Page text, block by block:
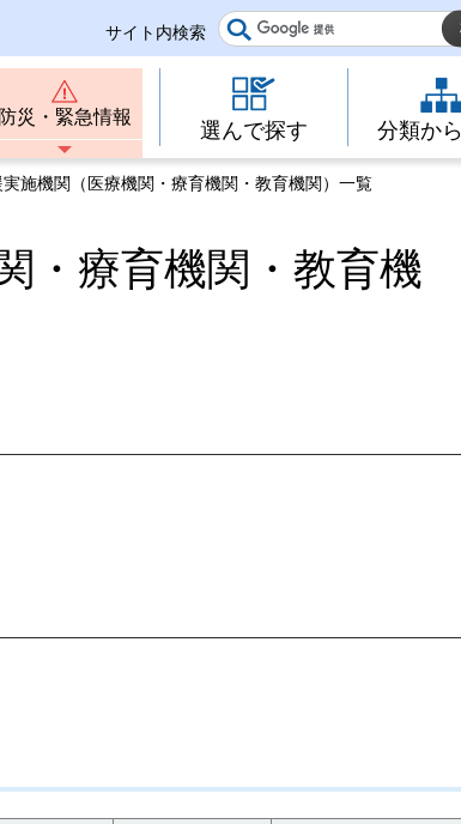
サイト内検索
防災・緊急情報
選んで探す 分類か
施機関（医療機関・療育機関・教育機関）一覧
・療育機関・教育機